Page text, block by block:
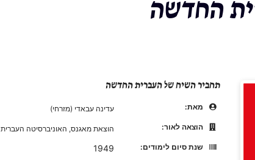
החדשה
תחביר השיח של העברית החדשה
מאת:
עדינה עבאדי (מזרחי)
הוצאה לאור:
הוצאת מאגנס, האוניברסיטה העברית
שנת סיום לימודים:
1949